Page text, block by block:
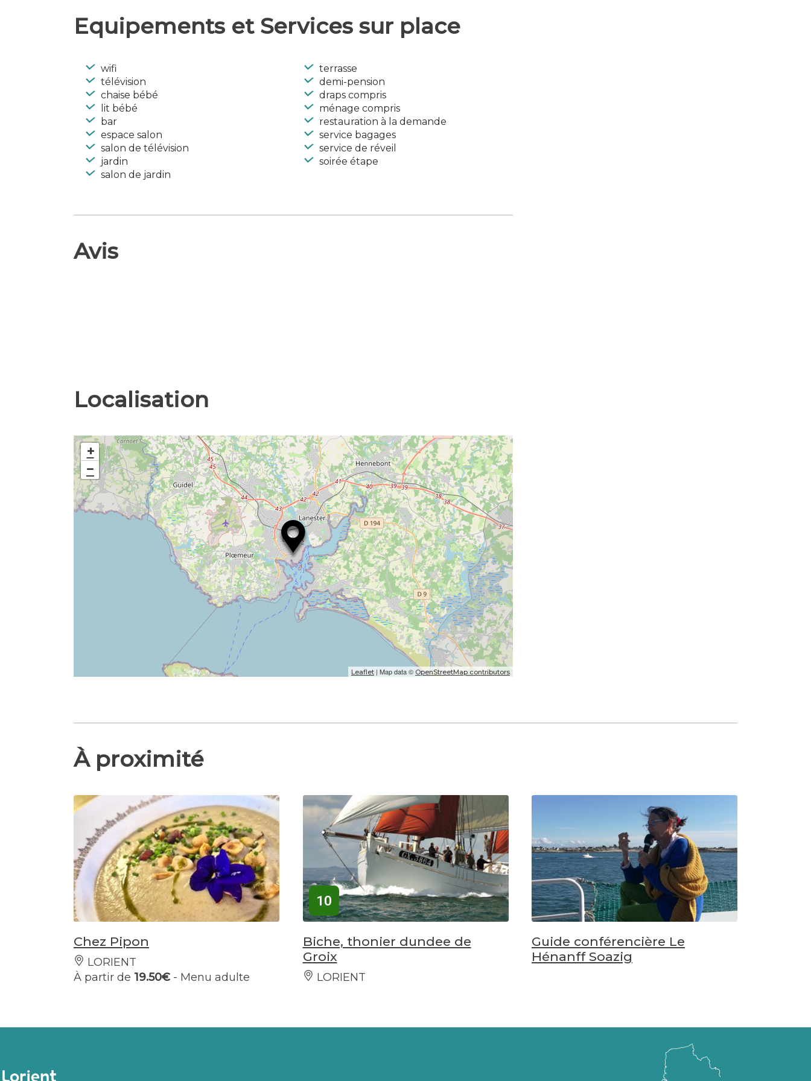
Equipements et Services sur place
wifi
télévision
chaise bébé
lit bébé
bar
espace salon
salon de télévision
jardin
salon de jardin
terrasse
demi-pension
draps compris
ménage compris
restauration à la demande
service bagages
service de réveil
soirée étape
Avis
Localisation
+
−
Leaflet | Map data © OpenStreetMap contributors
À proximité
Chez Pipon
LORIENT
À partir de 19.50€ - Menu adulte
10
Biche, thonier dundee de
Groix
LORIENT
Guide conférencière Le
Hénanff Soazig